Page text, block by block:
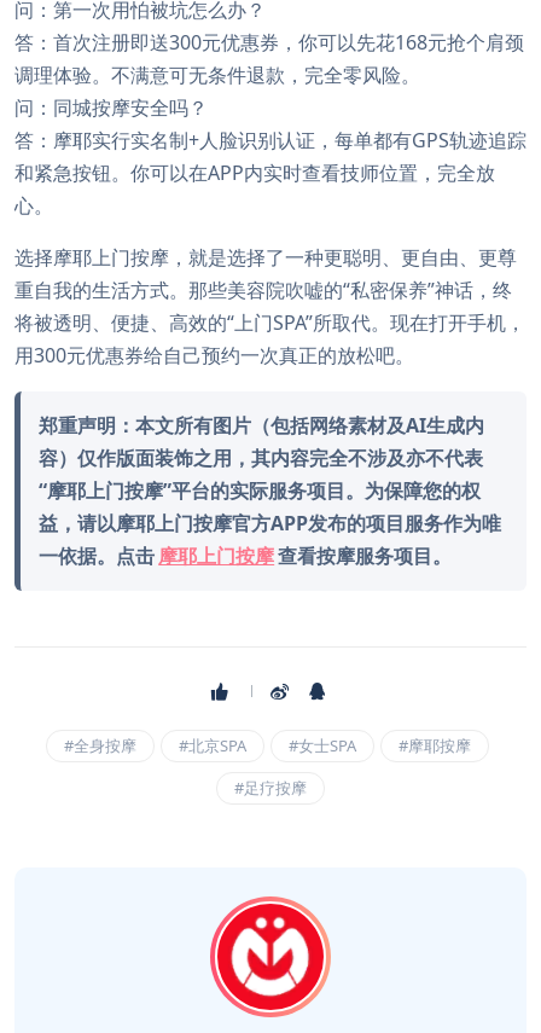
问：第一次用怕被坑怎么办？
答：首次注册即送300元优惠券，你可以先花168元抢个肩颈
调理体验。不满意可无条件退款，完全零风险。
问：同城按摩安全吗？
答：摩耶实行实名制+人脸识别认证，每单都有GPS轨迹追踪
和紧急按钮。你可以在APP内实时查看技师位置，完全放
心。
选择摩耶上门按摩，就是选择了一种更聪明、更自由、更尊
重自我的生活方式。那些美容院吹嘘的“私密保养”神话，终
将被透明、便捷、高效的“上门SPA”所取代。现在打开手机，
用300元优惠券给自己预约一次真正的放松吧。
郑重声明：本文所有图片（包括网络素材及AI生成内
容）仅作版面装饰之用，其内容完全不涉及亦不代表
“摩耶上门按摩”平台的实际服务项目。为保障您的权
益，请以摩耶上门按摩官方APP发布的项目服务作为唯
一依据。点击摩耶上门按摩查看按摩服务项目。
#全身按摩 #北京SPA #女士SPA
#摩耶按摩
#足疗按摩